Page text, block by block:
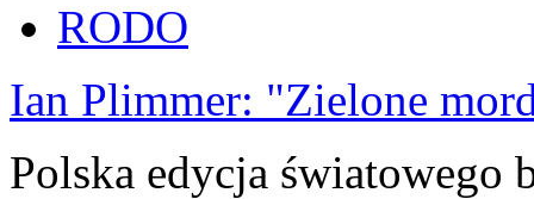
RODO
Ian Plimmer: "Zielone
Polska edycja światowego